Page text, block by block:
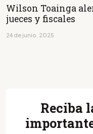
Wilson Toainga
jueces y fiscales
24 de junio, 2025
Reciba